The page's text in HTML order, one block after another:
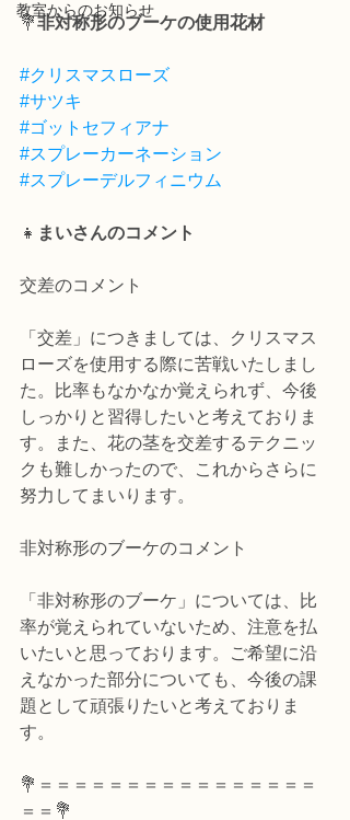
教室からのお知らせ
💐非対称形のブーケの使用花材
#クリスマスローズ
#サツキ
#ゴットセフィアナ
#スプレーカーネーション
#スプレーデルフィニウム
👧 まいさんのコメント
交差のコメント
「交差」につきましては、クリスマス
ローズを使用する際に苦戦いたしまし
た。比率もなかなか覚えられず、今後
しっかりと習得したいと考えておりま
す。また、花の茎を交差するテクニッ
クも難しかったので、これからさらに
努力してまいります。
非対称形のブーケのコメント
「非対称形のブーケ」については、比
率が覚えられていないため、注意を払
いたいと思っております。ご希望に沿
えなかった部分についても、今後の課
題として頑張りたいと考えておりま
す。
💐＝＝＝＝＝＝＝＝＝＝＝＝＝＝＝＝
＝＝💐